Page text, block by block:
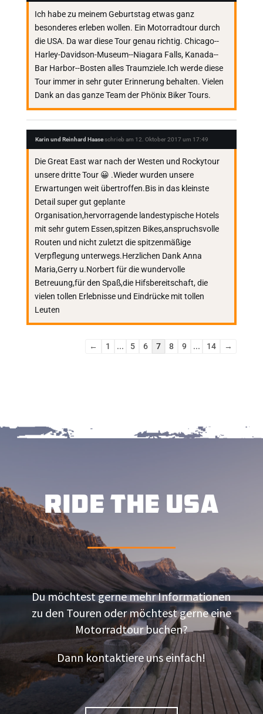
Ich habe zu meinem Geburtstag etwas ganz
besonderes erleben wollen. Ein Motorradtour durch
die USA. Da war diese Tour genau richtig. Chicago--
Harley-Davidson-Museum--Niagara Falls, Kanada--
Bar Harbor--Bosten alles Traumziele.Ich werde diese
Tour immer in sehr guter Erinnerung behalten. Vielen
Dank an das ganze Team der Phönix Biker Tours.
Karin und Reinhard Haaseschrieb am 12. Oktober 2017 um 17:49
Die Great East war nach der Westen und Rockytour
unsere dritte Tour 😀 .Wieder wurden unsere
Erwartungen weit übertroffen.Bis in das kleinste
Detail super gut geplante
Organisation,hervorragende landestypische Hotels
mit sehr gutem Essen,spitzen Bikes,anspruchsvolle
Routen und nicht zuletzt die spitzenmäßige
Verpflegung unterwegs.Herzlichen Dank Anna
Maria,Gerry u.Norbert für die wundervolle
Betreuung,für den Spaß,die Hifsbereitschaft, die
vielen tollen Erlebnisse und Eindrücke mit tollen
Leuten
Navigation
← 1 ... 5 6 7 8 9 ... 14 →
RIDE THE USA
Du möchtest gerne mehr Informationen
zu den Touren oder möchtest gerne eine
Motorradtour buchen?
Dann kontaktiere uns einfach!